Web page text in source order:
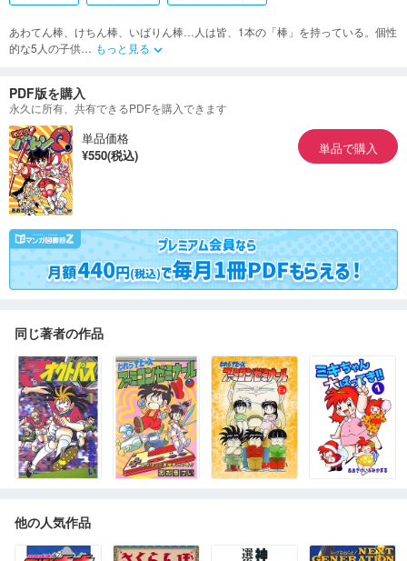
あわてん棒、けちん棒、いばりん棒…人は皆、1本の「棒」を持っている。個性
的な5人の子供… もっと見る keyboard_arrow_down
PDF版を購入
永久に所有、共有できるPDFを購入できます
単品価格
¥550(税込)
単品で購入
同じ著者の作品
他の人気作品